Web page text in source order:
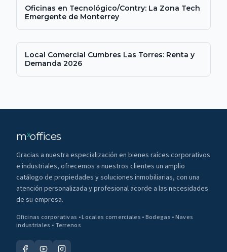
Oficinas en Tecnológico/Contry: La Zona Tech
Emergente de Monterrey
Local Comercial Cumbres Las Torres: Renta y
Demanda 2026
mxoffices
Gracias a nuestra especialización en bienes raíces corporativos
e industriales, ofrecemos a nuestros clientes un amplio
catálogo de propiedades y soluciones inmobiliarias, con una
atención personalizada y profesional acorde a las necesidades
de su empresa.
Oficinas corporativas • Locales comerciales • Bodegas • Naves
industriales • Terrenos